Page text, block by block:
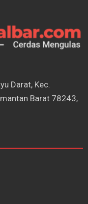
Darat, Kec.
Barat 78243,